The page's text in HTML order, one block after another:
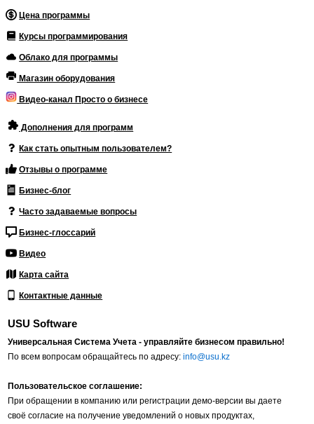
Цена программы
Курсы программирования
Облако для программы
Магазин оборудования
Видео-канал Просто о бизнесе
Дополнения для программ
Как стать опытным пользователем?
Отзывы о программе
Бизнес-блог
Часто задаваемые вопросы
Бизнес-глоссарий
Видео
Карта сайта
Контактные данные
USU Software
Универсальная Система Учета - управляйте бизнесом правильно!
По всем вопросам обращайтесь по адресу:info@usu.kz
Пользовательское соглашение:
При обращении в компанию или регистрации демо-версии вы даете
своё согласие на получение уведомлений о новых продуктах,